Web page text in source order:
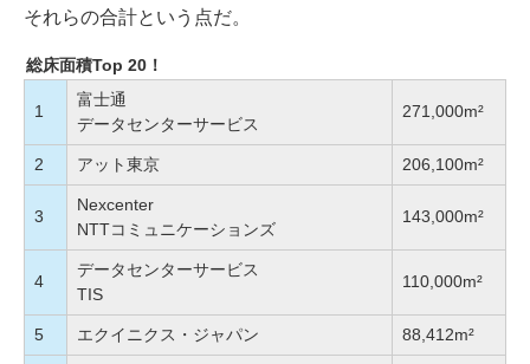
それらの合計という点だ。
総床面積Top 20！
1
富士通
データセンターサービス
271,000m²
2 アット東京 206,100m²
3
Nexcenter
NTTコミュニケーションズ
143,000m²
4
データセンターサービス
TIS
110,000m²
5 エクイニクス・ジャパン 88,412m²